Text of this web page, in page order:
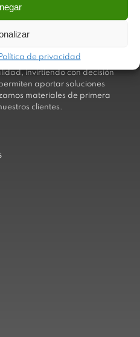
Política de privacidad
ofrecer productos
invirtiendo con decisión
aportar soluciones
materiales de primera
clientes.